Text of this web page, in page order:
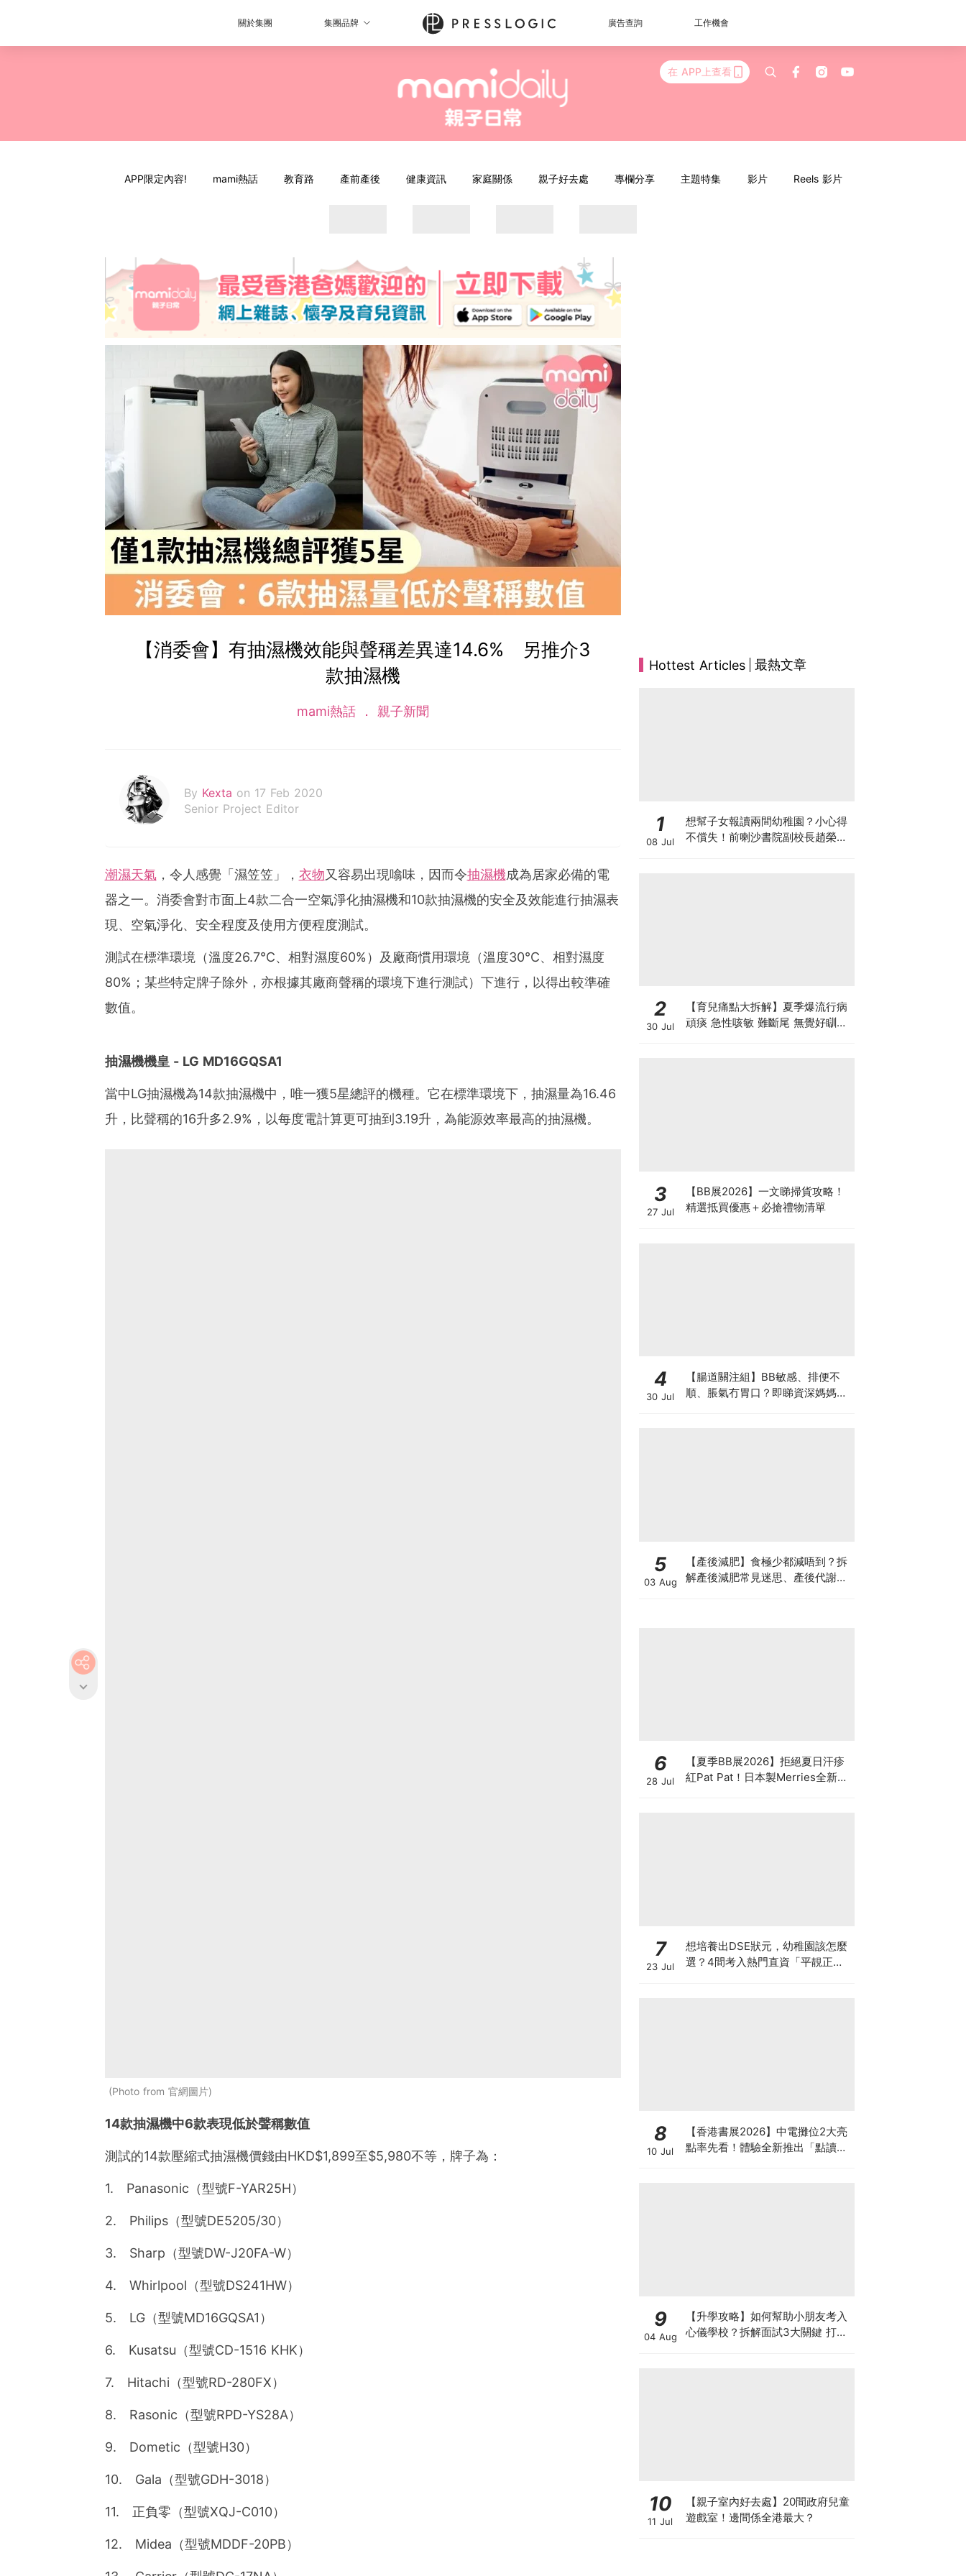
關於集團 集團品牌 廣告查詢 工作機會
在 APP上查看
APP限定內容! mami熱話 教育路 產前產後 健康資訊 家庭關係 親子好去處 專欄分享 主題特集 影片 Reels 影片
【消委會】有抽濕機效能與聲稱差異達14.6% 另推介3
款抽濕機
mami熱話 親子新聞
By Kexta on 17 Feb 2020
Senior Project Editor
潮濕天氣 ，令人感覺「濕笠笠」， 衣物又容易出現噏味，因而令抽濕機成為居家必備的電
器之一。消委會對市面上4款二合一空氣淨化抽濕機和10款抽濕機的安全及效能進行抽濕表
現、空氣淨化、安全程度及使用方便程度測試。
測試在標準環境（溫度26.7°C、相對濕度60%）及廠商慣用環境（溫度30°C、相對濕度
80%；某些特定牌子除外，亦根據其廠商聲稱的環境下進行測試）下進行，以得出較準確
數值。
抽濕機機皇 - LG MD16GQSA1
當中LG抽濕機為14款抽濕機中，唯一獲5星總評的機種。它在標準環境下，抽濕量為16.46
升，比聲稱的16升多2.9%，以每度電計算更可抽到3.19升，為能源效率最高的抽濕機。
Photo from 官網圖片
14款抽濕機中6款表現低於聲稱數值
測試的14款壓縮式抽濕機價錢由HKD$1,899至$5,980不等，牌子為：
1. Panasonic（型號F-YAR25H）
2. Philips（型號DE5205/30）
3. Sharp（型號DW-J20FA-W）
4. Whirlpool（型號DS241HW）
5. LG（型號MD16GQSA1）
6. Kusatsu（型號CD-1516 KHK）
7. Hitachi（型號RD-280FX）
8. Rasonic（型號RPD-YS28A）
9. Dometic（型號H30）
10. Gala（型號GDH-3018）
11. 正負零（型號XQJ-C010）
12. Midea（型號MDDF-20PB）
Hottest Articles 最熱文章
1
08 Jul
想幫子女報讀兩間幼稚園？小心得
不償失！前喇沙書院副校長趙榮
2
30 Jul
【育兒痛點大拆解】夏季爆流行病
頑痰 急性咳敏 難斷尾 無覺好瞓？
3
27 Jul
【BB展2026】一文睇掃貨攻略！
精選抵買優惠＋必搶禮物清單
4
30 Jul
【腸道關注組】BB敏感、排便不
順、脹氣冇胃口？即睇資深媽媽分
5
03 Aug
【產後減肥】食極少都減唔到？拆
解產後減肥常見迷思、產後代謝、
6
28 Jul
【夏季BB展2026】拒絕夏日汗疹
紅Pat Pat！日本製Merries全新超
7
23 Jul
想培養出DSE狀元，幼稚園該怎麼
選？4間考入熱門直資「平靚正」
8
10 Jul
【香港書展2026】中電攤位2大亮
點率先看！體驗全新推出「點讀故
9
04 Aug
【升學攻略】如何幫助小朋友考入
心儀學校？拆解面試3大關鍵 打好
10
11 Jul
【親子室內好去處】20間政府兒童
遊戲室！邊間係全港最大？